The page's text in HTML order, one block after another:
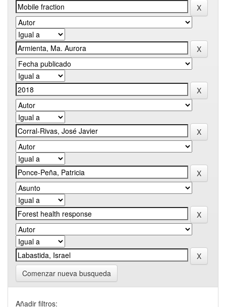
Comenzar nueva busqueda
Añadir filtros: